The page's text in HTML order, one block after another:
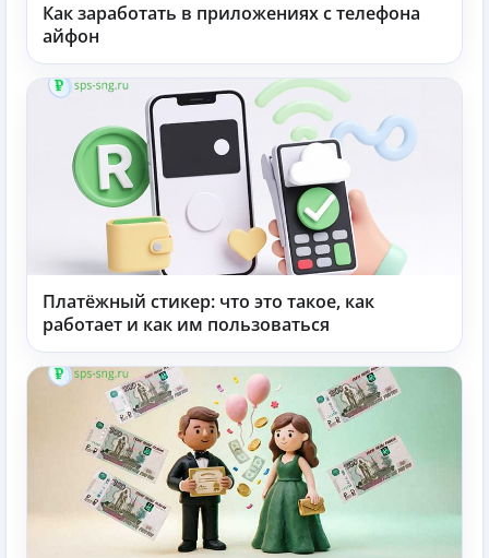
Как заработать в приложениях с телефона
айфон
Платёжный стикер: что это такое, как
работает и как им пользоваться